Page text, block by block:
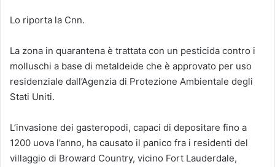
Lo riporta la Cnn.
La zona in quarantena è trattata con un pesticida contro i
molluschi a base di metaldeide che è approvato per uso
residenziale dall’Agenzia di Protezione Ambientale degli
Stati Uniti.
L’invasione dei gasteropodi, capaci di depositare fino a
1200 uova l’anno, ha causato il panico fra i residenti del
villaggio di Broward Country, vicino Fort Lauderdale,